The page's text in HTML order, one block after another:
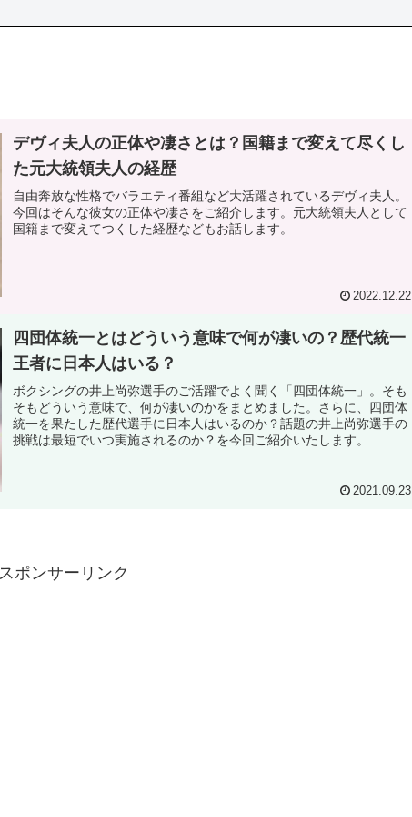
デヴィ夫人の正体や凄さとは？国籍まで変えて尽くし
た元大統領夫人の経歴
自由奔放な性格でバラエティ番組など大活躍されているデヴィ夫人。
今回はそんな彼女の正体や凄さをご紹介します。元大統領夫人として
国籍まで変えてつくした経歴などもお話します。
2022.12.22
四団体統一とはどういう意味で何が凄いの？歴代統一
王者に日本人はいる？
ボクシングの井上尚弥選手のご活躍でよく聞く「四団体統一」。そも
そもどういう意味で、何が凄いのかをまとめました。さらに、四団体
統一を果たした歴代選手に日本人はいるのか？話題の井上尚弥選手の
挑戦は最短でいつ実施されるのか？を今回ご紹介いたします。
2021.09.23
スポンサーリンク